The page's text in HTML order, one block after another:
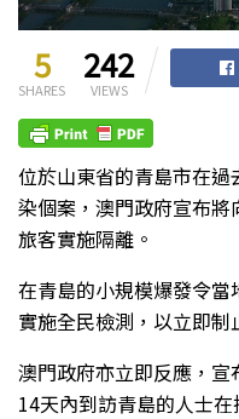
5
SHARES
242
VIEWS
位於山東省的青島市在
染個案，澳門政府宣布
旅客實施隔離。
在青島的小規模爆發令
實施全民檢測，以立即制
澳門政府亦立即反應，
14天內到訪青島的人士